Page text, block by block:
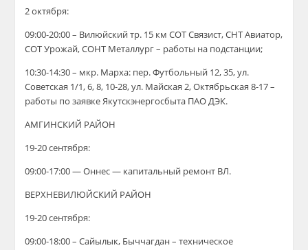
2 октября:
09:00-20:00 – Вилюйский тр. 15 км СОТ Связист, СНТ Авиатор,
СОТ Урожай, СОНТ Металлург – работы на подстанции;
10:30-14:30 – мкр. Марха: пер. Футбольный 12, 35, ул.
Советская 1/1, 6, 8, 10-28, ул. Майская 2, Октябрьская 8-17 –
работы по заявке Якутскэнергосбыта ПАО ДЭК.
АМГИНСКИЙ РАЙОН
19-20 сентября:
09:00-17:00 — Оннес — капитальный ремонт ВЛ.
ВЕРХНЕВИЛЮЙСКИЙ РАЙОН
19-20 сентября:
09:00-18:00 – Сайылык, Быччагдан – техническое